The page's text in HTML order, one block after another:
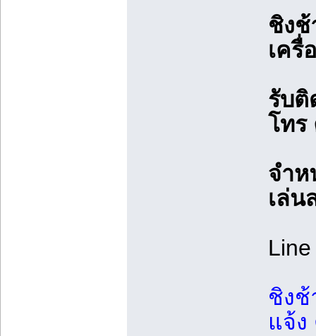
ชิงช้
เครื่
รับติ
โท
จำห
เล่น
ชิงช้
แจ้ง